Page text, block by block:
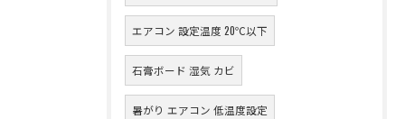
エアコン 設定温度 20℃以下
石膏ボード 湿気 カビ
暑がり エアコン 低温度設定